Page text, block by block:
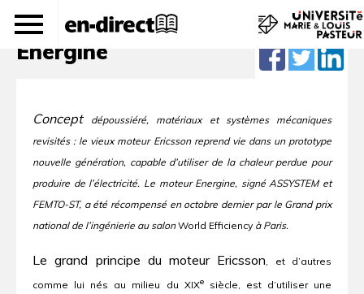
Pas de chaleur perdue pour
Energine
Concept dépoussiéré, matériaux et systèmes mécaniques
revisités : le vieux moteur Ericsson reprend vie dans un prototype
nouvelle génération, capable d’utiliser de la chaleur perdue pour
produire de l’électricité. Le moteur Energine, signé ASSYSTEM et
FEMTO-ST, a été récompensé en octobre dernier par le Grand prix
national de l’ingénierie au salonWorld Efficiency à Paris.
Le grand principe du moteur Ericsson, et d’autres
comme lui nés au milieu du XIXesiècle, est d’utiliser une